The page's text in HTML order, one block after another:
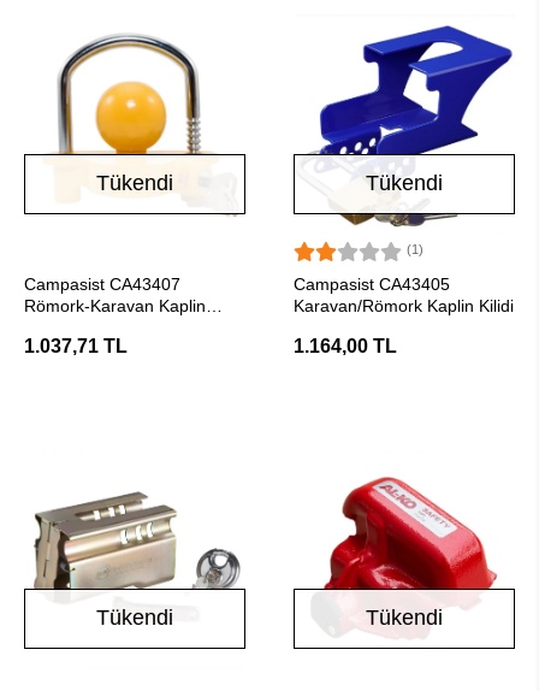
Tükendi
Campasist CA43407
Römork-Karavan Kaplin
1.037,71 TL
Tükendi
(1)
Campasist CA43405
Karavan/Römork Kaplin Kilidi
1.164,00 TL
Tükendi Tükendi